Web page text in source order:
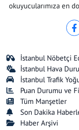
okuyucularımıza en
İstanbul Nöbetçi
İstanbul Hava
İstanbul Trafik
Puan Durumu ve
Tüm Manşetler
Son Dakika
Haber Arşivi